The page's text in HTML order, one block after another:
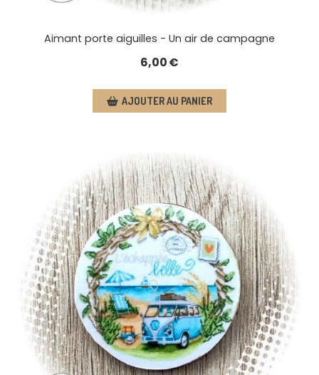
Aimant porte aiguilles - Un air de campagne
6,00€
AJOUTER AU PANIER